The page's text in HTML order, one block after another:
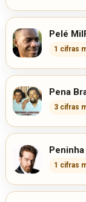
Pelé
1 cifras
Pena
3 cifras
Peninha
1 cifras